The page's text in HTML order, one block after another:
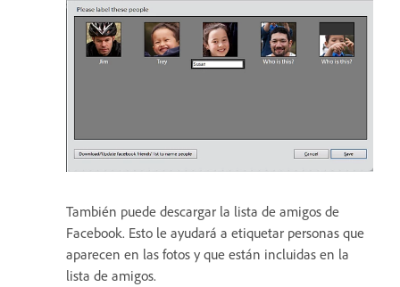
También puede descargar la lista de amigos de
Facebook. Esto le ayudará a etiquetar personas que
aparecen en las fotos y que están incluidas en la
lista de amigos.